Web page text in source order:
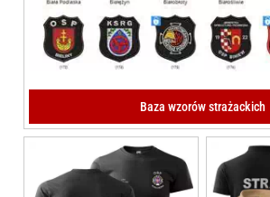
Baza wzorów strażackich